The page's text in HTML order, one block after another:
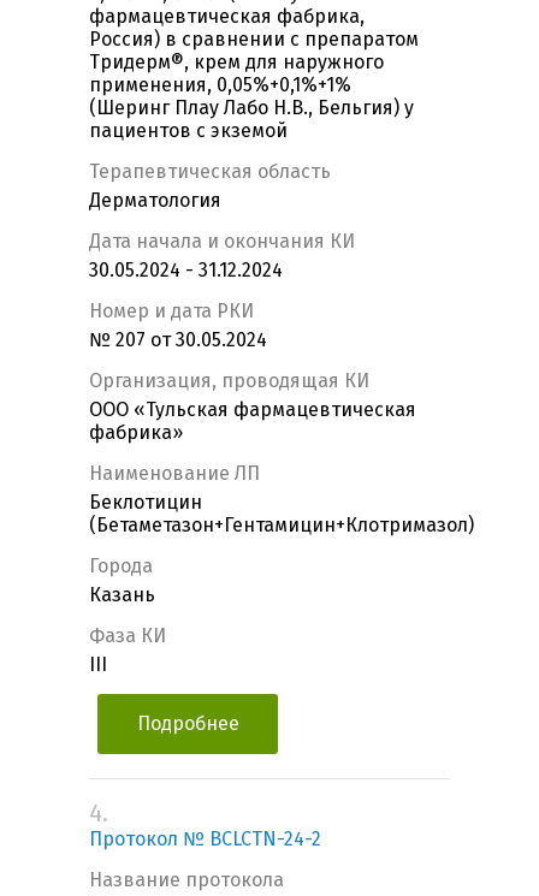
фармацевтическая фабрика,
Россия) в сравнении с препаратом
Тридерм®, крем для наружного
применения, 0,05%+0,1%+1%
(Шеринг Плау Лабо Н.В., Бельгия) у
пациентов с экземой
Терапевтическая область
Дерматология
Дата начала и окончания КИ
30.05.2024 - 31.12.2024
Номер и дата РКИ
№ 207 от 30.05.2024
Организация, проводящая КИ
ООО «Тульская фармацевтическая
фабрика»
Наименование ЛП
Беклотицин
(Бетаметазон+Гентамицин+Клотримазол)
Города
Казань
Фаза КИ
Подробнее
4.
Протокол № BCLCTN-24-2
Название протокола